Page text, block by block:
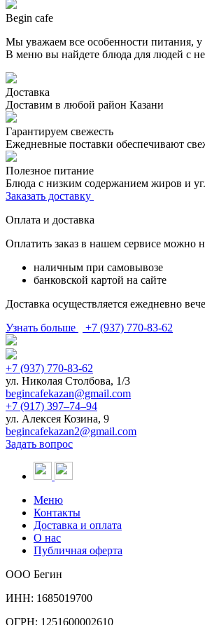
Begin cafe
Мы уважаем все особенности питания, у
В меню вы найдете блюда для людей с
Доставка
Доставим в любой район Казани
Гарантируем свежесть
Ежедневные поставки обеспечивают
Полезное питание
Блюда с низким содержанием жиров и
Заказать доставку
Оплата и доставка
Оплатить заказ в нашем сервисе можно
наличным при самовывозе
банковской картой на сайте
Доставка осуществляется ежедневно
Узнать больше
+7 (937) 770-83-62
+7 (937) 770-83-62
ул. Николая Столбова, 1/3
begincafekazan@gmail.com
+7 (917) 397‒74‒94
ул. Алексея Козина, 9
begincafekazan2@gmail.com
Задать вопрос
Меню
Контакты
Доставка и оплата
О нас
Публичная оферта
ООО Бегин
ИНН: 1685019700
ОГРН: 1251600002610